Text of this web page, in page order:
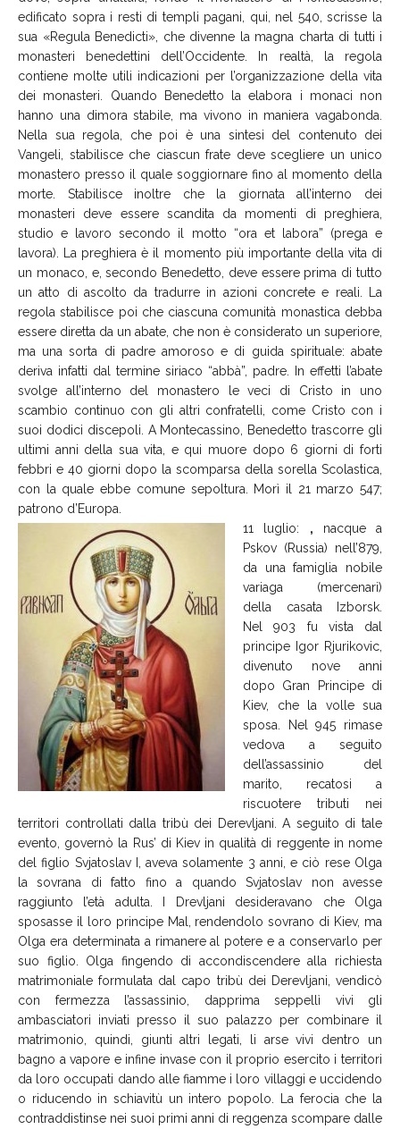
edificato sopra i resti di templi pagani, qui, nel 540, scrisse la
sua «Regula Benedicti», che divenne la magna charta di tutti i
monasteri benedettini dell’Occidente. In realtà, la regola
contiene molte utili indicazioni per l’organizzazione della vita
dei monasteri. Quando Benedetto la elabora i monaci non
hanno una dimora stabile, ma vivono in maniera vagabonda.
Nella sua regola, che poi è una sintesi del contenuto dei
Vangeli, stabilisce che ciascun frate deve scegliere un unico
monastero presso il quale soggiornare fino al momento della
morte. Stabilisce inoltre che la giornata all’interno dei
monasteri deve essere scandita da momenti di preghiera,
studio e lavoro secondo il motto “ora et labora” (prega e
lavora). La preghiera è il momento più importante della vita di
un monaco, e, secondo Benedetto, deve essere prima di tutto
un atto di ascolto da tradurre in azioni concrete e reali. La
regola stabilisce poi che ciascuna comunità monastica debba
essere diretta da un abate, che non è considerato un superiore,
ma una sorta di padre amoroso e di guida spirituale: abate
deriva infatti dal termine siriaco “abbà”, padre. In effetti l’abate
svolge all’interno del monastero le veci di Cristo in uno
scambio continuo con gli altri confratelli, come Cristo con i
suoi dodici discepoli. A Montecassino, Benedetto trascorre gli
ultimi anni della sua vita, e qui muore dopo 6 giorni di forti
febbri e 40 giorni dopo la scomparsa della sorella Scolastica,
con la quale ebbe comune sepoltura. Morì il 21 marzo 547;
patrono d’Europa.
11 luglio: , nacque a
Pskov (Russia) nell’879,
da una famiglia nobile
variaga (mercenari)
della casata Izborsk.
Nel 903 fu vista dal
principe Igor Rjurikovic,
divenuto nove anni
dopo Gran Principe di
Kiev, che la volle sua
sposa. Nel 945 rimase
vedova a seguito
dell’assassinio del
marito, recatosi a
riscuotere tributi nei
territori controllati dalla tribù dei Derevljani. A seguito di tale
evento, governò la Rus’ di Kiev in qualità di reggente in nome
del figlio Svjatoslav I, aveva solamente 3 anni, e ciò rese Olga
la sovrana di fatto fino a quando Svjatoslav non avesse
raggiunto l’età adulta. I Drevljani desideravano che Olga
sposasse il loro principe Mal, rendendolo sovrano di Kiev, ma
Olga era determinata a rimanere al potere e a conservarlo per
suo figlio. Olga fingendo di accondiscendere alla richiesta
matrimoniale formulata dal capo tribù dei Derevljani, vendicò
con fermezza l’assassinio, dapprima seppellì vivi gli
ambasciatori inviati presso il suo palazzo per combinare il
matrimonio, quindi, giunti altri legati, li arse vivi dentro un
bagno a vapore e infine invase con il proprio esercito i territori
da loro occupati dando alle fiamme i loro villaggi e uccidendo
o riducendo in schiavitù un intero popolo. La ferocia che la
contraddistinse nei suoi primi anni di reggenza scompare dalle